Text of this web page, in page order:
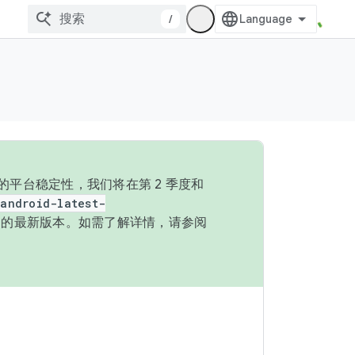
/
平台稳定性，我们将在第 2 季度和
android-latest-
最新版本。如需了解详情，请参阅